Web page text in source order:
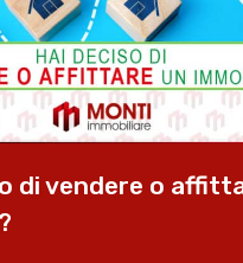
di vendere o